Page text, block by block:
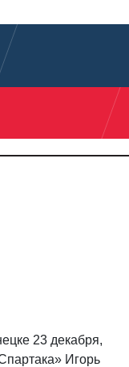
23 декабря,
Игорь